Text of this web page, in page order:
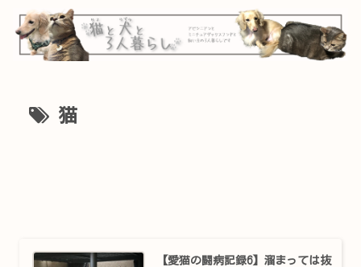
猫
【愛猫の闘病記録6】溜まっては抜